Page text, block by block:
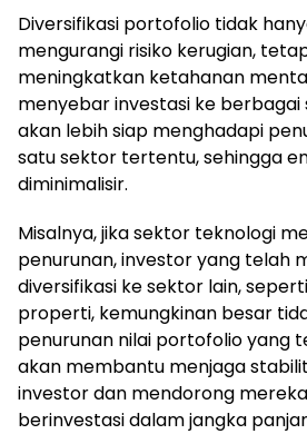
Diversifikasi portofolio tidak
mengurangi risiko kerugian,
meningkatkan ketahanan
menyebar investasi ke
akan lebih siap menghadapi
satu sektor tertentu, sehingga
diminimalisir.
Misalnya, jika sektor teknologi
penurunan, investor yang telah
diversifikasi ke sektor lain,
properti, kemungkinan besar
penurunan nilai portofolio yang
akan membantu menjaga
investor dan mendorong
berinvestasi dalam jangka